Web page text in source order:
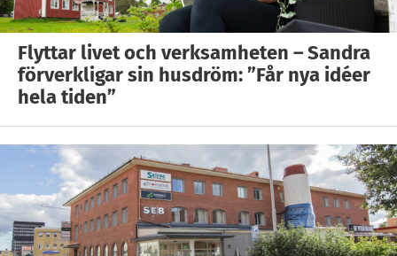
Flyttar livet och verksamheten – Sandra
förverkligar sin husdröm: ”Får nya idéer
hela tiden”